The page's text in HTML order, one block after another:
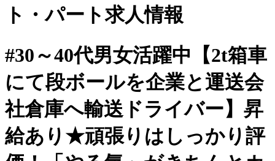
ト・パート求人情報
#30～40代男女活躍中【2t箱車
にて段ボールを企業と運送会
社倉庫へ輸送ドライバー】昇
給あり★頑張りはしっかり評